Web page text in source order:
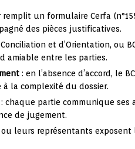
un formulaire Cerfa
des pièces justificatives.
et d’Orientation, ou
amiable entre les parties.
: en l’absence d’accord, le
la complexité du dossier.
: chaque partie communique ses
de jugement.
leurs représentants